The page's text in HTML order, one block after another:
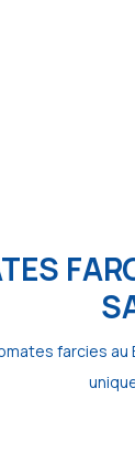
farcies au